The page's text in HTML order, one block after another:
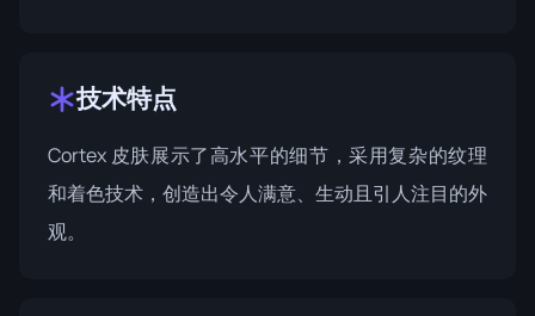
技术特点
Cortex 皮肤展示了高水平的细节，采用复杂的纹理
和着色技术，创造出令人满意、生动且引人注目的外
观。